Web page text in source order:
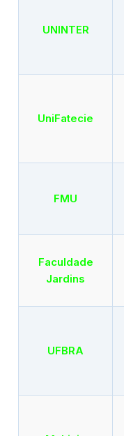
UNINTER
UniFatecie
FMU
Faculdade
Jardins
UFBRA